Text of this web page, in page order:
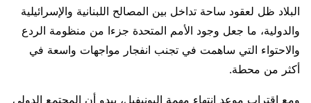
البلاد ظل لعقود ساحة تداخل بين المصالح اللبنانية والإسرائيلية
والدولية، ما جعل وجود الأمم المتحدة جزءا من منظومة الردع
والاحتواء التي ساهمت في تجنب انفجار مواجهات واسعة في
أكثر من محطة.
ومع اقتراب موعد انتهاء مهمة اليونيفيل، يبدو أن المجتمع الدولي